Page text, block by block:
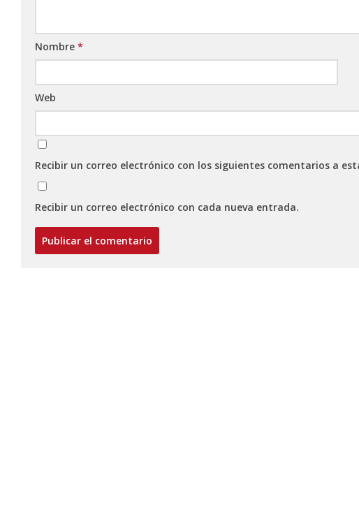
Nombre *
Web
Recibir un correo electrónico con los siguientes comentarios a
Recibir un correo electrónico con cada nueva entrada.